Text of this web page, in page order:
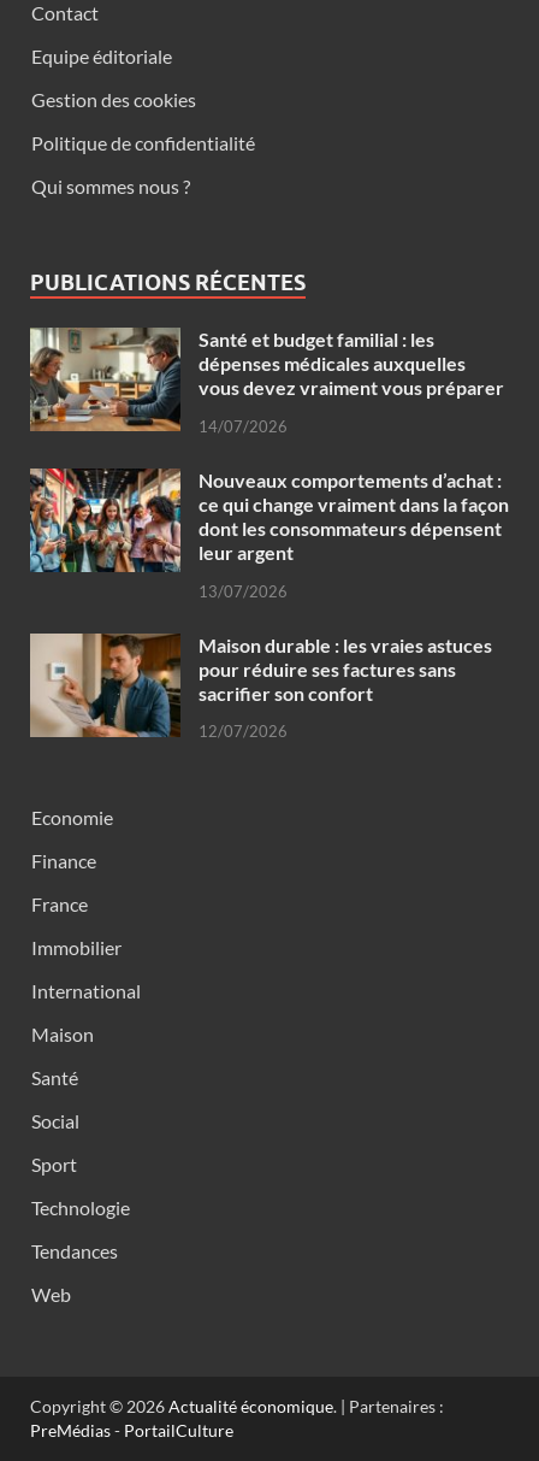
Contact
Equipe éditoriale
Gestion des cookies
Politique de confidentialité
Qui sommes nous ?
PUBLICATIONS RÉCENTES
Santé et budget familial : les
dépenses médicales auxquelles
vous devez vraiment vous préparer
14/07/2026
Nouveaux comportements d’achat :
ce qui change vraiment dans la façon
dont les consommateurs dépensent
leur argent
13/07/2026
Maison durable : les vraies astuces
pour réduire ses factures sans
sacrifier son confort
12/07/2026
Economie
Finance
France
Immobilier
International
Maison
Santé
Social
Sport
Technologie
Tendances
Web
Copyright © 2026Actualité économique. | Partenaires :
PreMédias- PortailCulture